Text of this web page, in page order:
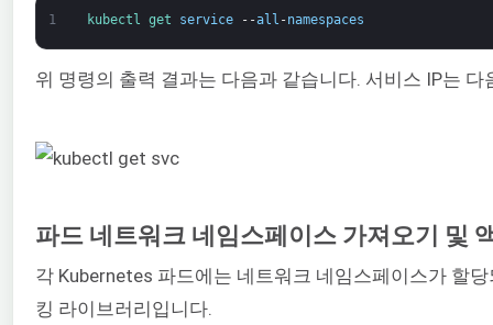
1 kubectl get service --all -namespaces
위 명령의 출력 결과는 다음과 같습니다. 서비스 IP는
파드 네트워크 네임스페이스 가져오기 및
각 Kubernetes 파드에는 네트워크 네임스페이스가 할
킹 라이브러리입니다.